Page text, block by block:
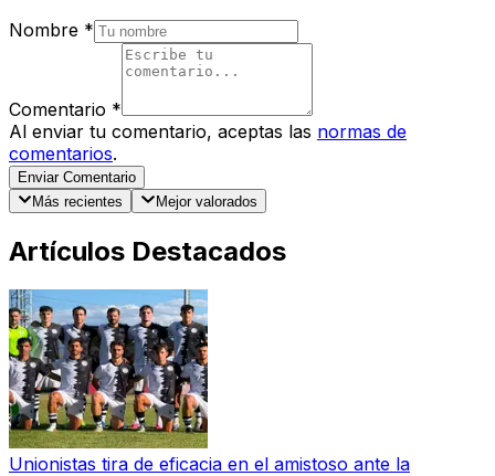
Nombre *
Comentario *
Al enviar tu comentario, aceptas las normas de
comentarios.
Enviar Comentario
Más recientes
Mejor valorados
Artículos Destacados
Unionistas tira de eficacia en el amistoso ante la